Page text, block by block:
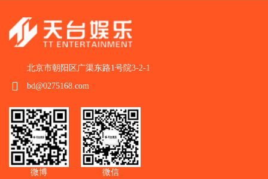
北京市朝阳区广渠东路1号院3-2-1
bd@0275168.com
微博 微信